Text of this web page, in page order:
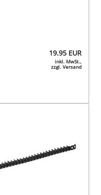
19.95 EUR
inkl. MwSt.,
zzgl. Versand